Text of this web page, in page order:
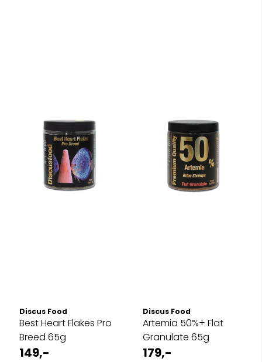
Discus Food
Best Heart Flakes Pro
Breed 65g
149,-
Discus Food
Artemia 50%+ Flat
Granulate 65g
179,-